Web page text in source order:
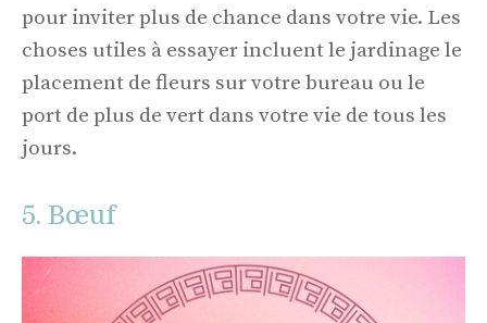
pour inviter plus de chance dans votre vie. Les
choses utiles à essayer incluent le jardinage le
placement de fleurs sur votre bureau ou le
port de plus de vert dans votre vie de tous les
jours.
5. Bœuf